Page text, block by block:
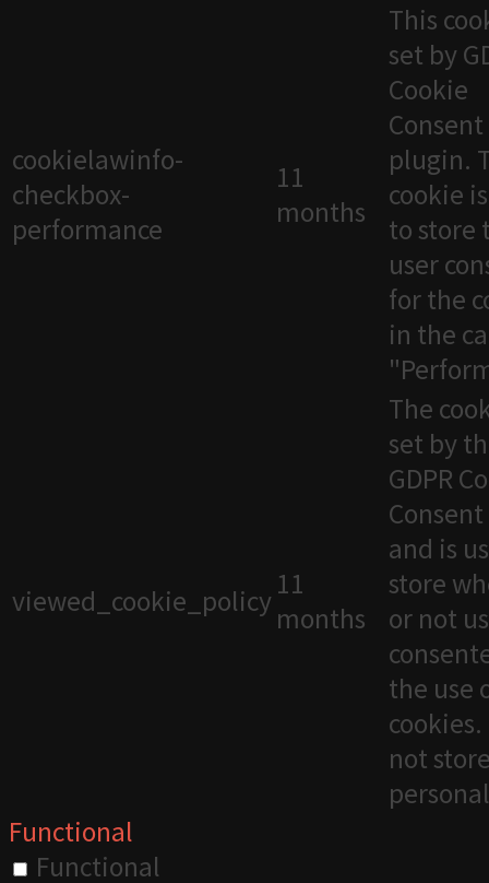
cookielawinfo-
checkbox-
performance
11
months
This
set by
Cookie
Consent
plugin.
cookie
to store
user
for the
in the
viewed_cookie_policy 11
months
The
set by
GDPR
and is
store
or not
the use
not
Functional
Functional